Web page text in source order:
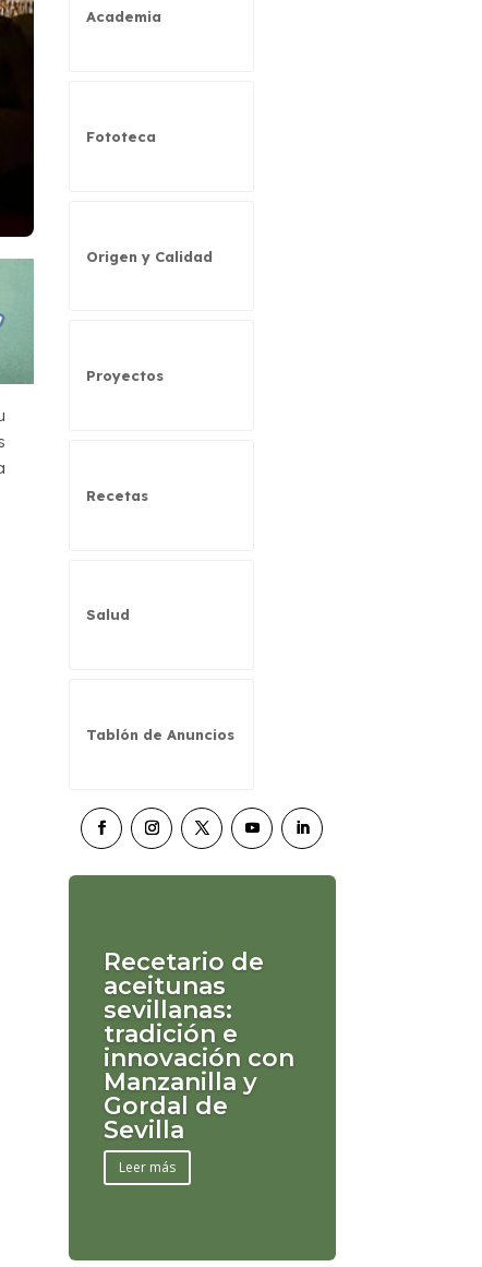
Academia
Fototeca
Origen y Calidad
Proyectos
Recetas
Salud
Tablón de Anuncios
Recetario de
aceitunas
sevillanas:
tradición e
innovación con
Manzanilla y
Gordal de
Sevilla
Leer más